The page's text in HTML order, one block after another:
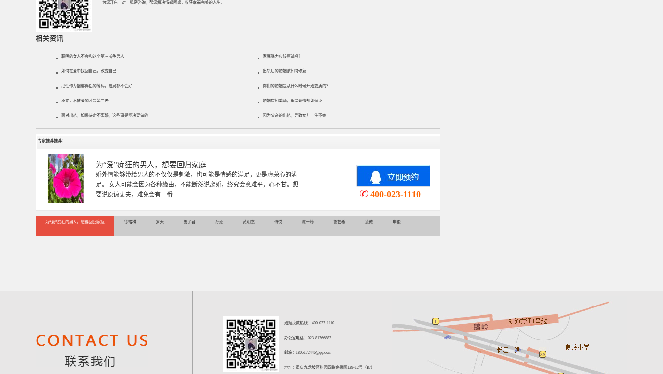
为您开启一对一私密咨询，帮您解决情感困惑，收获幸福完美的人生。
相关资讯
聪明的女人不会和这个第三者争男人 家庭暴力应该原谅吗？
如何在爱中找回自己，改变自己 出轨后的婚姻该如何修复
把性作为捆绑伴侣的筹码，结局都不会好 你们的婚姻是从什么时候开始变质的？
原来，不被爱的才是第三者 婚姻应如美酒，但是爱情却如烟火
面对出轨，如果决定不离婚，这些事是坚决要做的 因为父亲的出轨，导致女儿一生不嫁
专家推荐推荐：
为“爱”痴狂的男人，想要回归家庭
婚外情能够带给男人的不仅仅是刺激，也可能是情感的满足，更是虚荣心的满
足。 女人可能会因为各种缘由，不能断然说离婚，终究会意难平，心不甘。想
要说原谅丈夫，难免会有一番
400-023-1110
为“爱”痴狂的男人，想要回归家庭 徐珞棋 罗天 詹子君 孙娅 黄明杰 诗悦 陈一筠 鲁芸希 凌诚 申俊
婚姻挽救热线：400-023-1110
办公室电话：023-81366882
邮箱： 1805172446@qq.com
地址：重庆九龙坡区科园四路金果园139-12号（B7）